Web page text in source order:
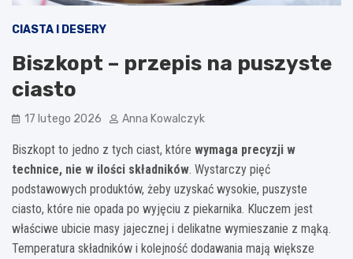
CIASTA I DESERY
Biszkopt – przepis na puszyste
ciasto
17 lutego 2026 Anna Kowalczyk
Biszkopt to jedno z tych ciast, które wymaga precyzji w
technice, nie w ilości składników. Wystarczy pięć
podstawowych produktów, żeby uzyskać wysokie, puszyste
ciasto, które nie opada po wyjęciu z piekarnika. Kluczem jest
właściwe ubicie masy jajecznej i delikatne wymieszanie z mąką.
Temperatura składników i kolejność dodawania mają większe